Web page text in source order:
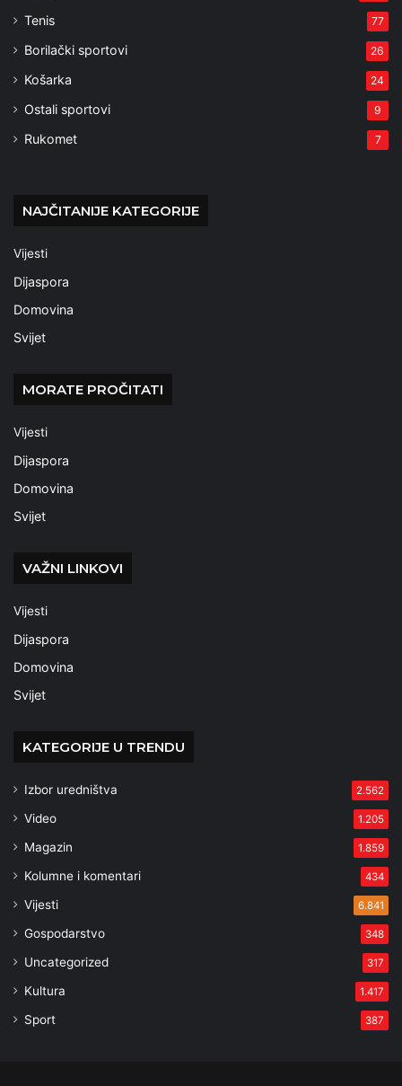
Tenis 77
Borilački sportovi 26
Košarka 24
Ostali sportovi 9
Rukomet 7
NAJČITANIJE KATEGORIJE
Vijesti
Dijaspora
Domovina
Svijet
MORATE PROČITATI
Vijesti
Dijaspora
Domovina
Svijet
VAŽNI LINKOVI
Vijesti
Dijaspora
Domovina
Svijet
KATEGORIJE U TRENDU
Izbor uredništva 2.562
Video 1.205
Magazin 1.859
Kolumne i komentari 434
Vijesti 6.841
Gospodarstvo 348
Uncategorized 317
Kultura 1.417
Sport 387